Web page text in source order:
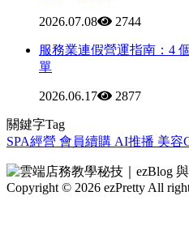
2026.07.08 2744
服務業連假營運指南：4
單
2026.06.17 2877
關鍵字Tag
SPA經營 會員續購 AI推播 美容
Copyright © 2026 ezPretty All